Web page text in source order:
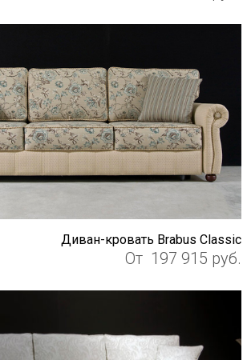
Диван-кровать Brabus Classic
От 197 915 руб.